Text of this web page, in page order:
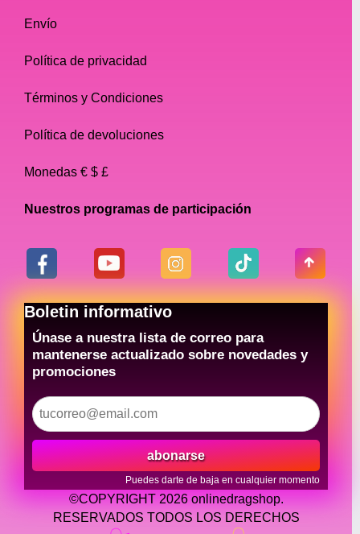
Envío
Política de privacidad
Términos y Condiciones
Política de devoluciones
Monedas € $ £
Nuestros programas de participación
Boletin informativo
Únase a nuestra lista de correo para
mantenerse actualizado sobre novedades y
promociones
abonarse
Puedes darte de baja en cualquier momento
©COPYRIGHT 2026 onlinedragshop.
RESERVADOS TODOS LOS DERECHOS